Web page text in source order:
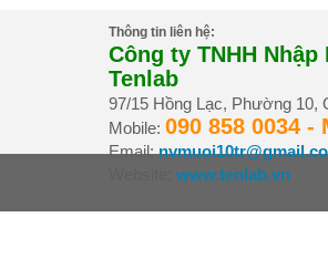
Thông tin liên hệ:
Công ty TNHH
Tenlab
97/15 Hồng Lạc, Phường 10,
Mobile: 090 858 0034 -
Email:
www.tenlab.vn